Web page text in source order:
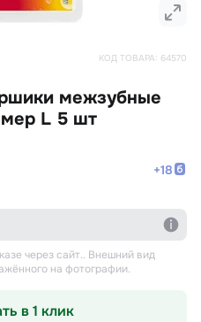
КОД ТОВАРА: 64570
межзубные
L 5 шт
+18
через сайт.. Внешний вид
на фотографии.
в 1 клик